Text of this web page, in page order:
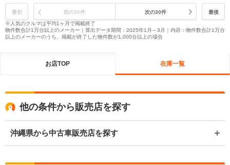
最初 前の30件 次の30件
最後
※人気のクルマは平均1ヶ月で掲載終了
物件数合計1万台以上のメーカー｜算出データ期間：2025年1月～3月｜内容：物件数合計1万台
以上のメーカーのうち、掲載が終了した物件数が1,000台以上の場合
お店TOP 在庫一覧
他の条件から販売店を探す
沖縄県から中古車販売店を探す